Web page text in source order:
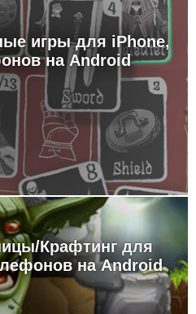
игры для iPhone,
на Android
Крафтинг для
на Android